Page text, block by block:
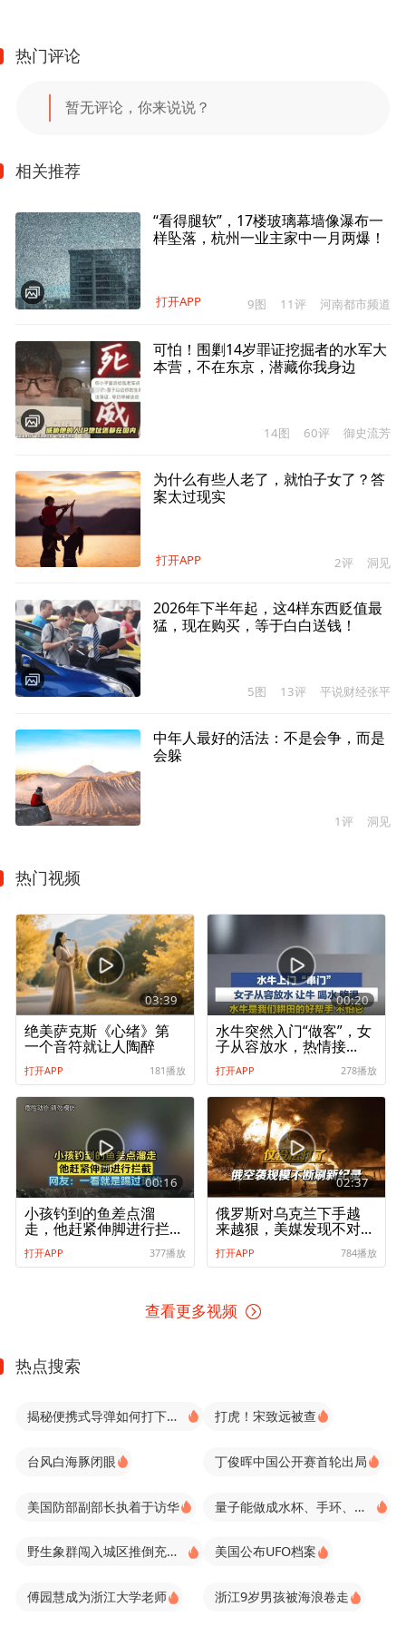
热门评论
暂无评论，你来说说？
相关推荐
“看得腿软”，17楼玻璃幕墙像瀑布一
样坠落，杭州一业主家中一月两爆！
打开APP 9图 11评 河南都市频道
可怕！围剿14岁罪证挖掘者的水军大
本营，不在东京，潜藏你我身边
14图 60评 御史流芳
为什么有些人老了，就怕子女了？答
案太过现实
打开APP 2评 洞见
2026年下半年起，这4样东西贬值最
猛，现在购买，等于白白送钱！
5图 13评 平说财经张平
中年人最好的活法：不是会争，而是
会躲
1评 洞见
热门视频
03:39
绝美萨克斯《心绪》第
一个音符就让人陶醉
打开APP 181播放
00:20
水牛突然入门“做客”，女
子从容放水，热情接
待：入门都是客
打开APP 278播放
00:16
小孩钓到的鱼差点溜
走，他赶紧伸脚进行拦
截，网友：一看就是踢
过球的
打开APP 377播放
02:37
俄罗斯对乌克兰下手越
来越狠，美媒发现不对
劲，承认仗没法打了
打开APP 784播放
查看更多视频
热点搜索
揭秘便携式导弹如何打下隐身战机 打虎！宋致远被查
台风白海豚闭眼 丁俊晖中国公开赛首轮出局
美国防部副部长执着于访华 量子能做成水杯、手环、内衣？
野生象群闯入城区推倒充电桩 美国公布UFO档案
傅园慧成为浙江大学老师 浙江9岁男孩被海浪卷走